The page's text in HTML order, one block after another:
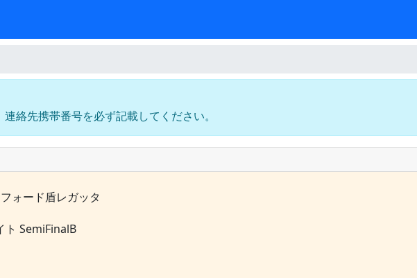
絡先携帯番号を必ず記載してください。
ォード盾レガッタ
ト SemiFinalB